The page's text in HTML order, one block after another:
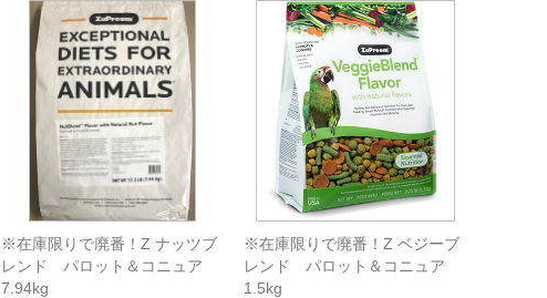
※在庫限りで廃番！Z ナッツブ
レンド パロット＆コニュア
7.94kg
※在庫限りで廃番！Z ベジーブ
レンド パロット＆コニュア
1.5kg